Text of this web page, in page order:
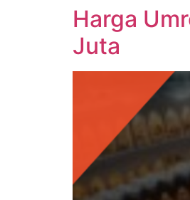
Harga
Juta